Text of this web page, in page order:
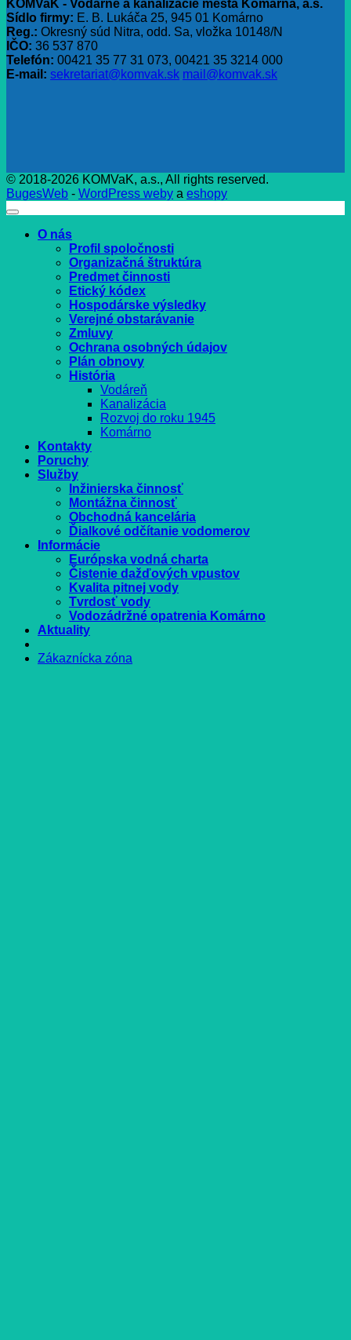
KOMVaK - Vodárne a kanalizácie mesta Komárna, a.s.
Sídlo firmy: E. B. Lukáča 25, 945 01 Komárno
Reg.: Okresný súd Nitra, odd. Sa, vložka 10148/N
IČO: 36 537 870
Telefón: 00421 35 77 31 073, 00421 35 3214 000
E-mail: sekretariat@komvak.sk mail@komvak.sk
© 2018-2026 KOMVaK, a.s., All rights reserved.
BugesWeb - WordPress weby a eshopy
O nás
Profil spoločnosti
Organizačná štruktúra
Predmet činnosti
Etický kódex
Hospodárske výsledky
Verejné obstarávanie
Zmluvy
Ochrana osobných údajov
Plán obnovy
História
Vodáreň
Kanalizácia
Rozvoj do roku 1945
Komárno
Kontakty
Poruchy
Služby
Inžinierska činnosť
Montážna činnosť
Obchodná kancelária
Ďialkové odčítanie vodomerov
Informácie
Európska vodná charta
Čistenie dažďových vpustov
Kvalita pitnej vody
Tvrdosť vody
Vodozádržné opatrenia Komárno
Aktuality
Zákaznícka zóna